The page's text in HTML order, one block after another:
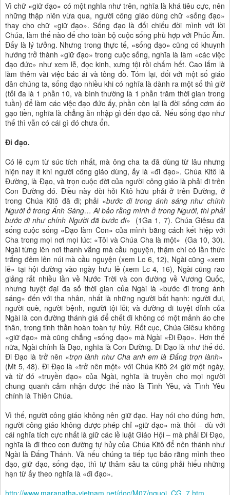
Vì chữ «giữ đạo» có một nghĩa như trên, nghĩa là khá tiêu cực, nên
những thập niên vừa qua, người công giáo dùng chữ «sống đạo»
thay cho chữ «giữ đạo». Sống đạo là đối chiếu đời mình với lời
Chúa, làm thế nào để cho toàn bộ cuộc sống phù hợp với Phúc Âm.
Đấy là lý tưởng. Nhưng trong thực tế, «sống đạo» cũng có khuynh
hướng trở thành «giữ đạo» trong cuộc sống, nghĩa là làm «các việc
đạo đức» như xem lễ, đọc kinh, xưng tội rồi chấm hết. Cao lắm là
làm thêm vài việc bác ái và tông đồ. Tóm lại, đối với một số giáo
dân chúng ta, sống đạo nhiều khi có nghĩa là dành ra một số thì giờ
(tối đa là 1 phần 10, và bình thường là 1 phần trăm thời gian trong
tuần) để làm các việc đạo đức ấy, phần còn lại là đời sống cơm áo
gạo tiền, nghĩa là chẳng ăn nhập gì đến đạo cả. Nếu sống đạo như
thế thì vẫn có cái gì đó chưa ổn.
Đi đạo.
Có lẽ cụm từ súc tích nhất, mà ông cha ta đã dùng từ lâu nhưng
hiện nay ít khi người công giáo dùng, ấy là «đi đạo». Chúa Kitô là
Đường, là Đạo, và trọn cuộc đời của người công giáo là phải đi trên
Con Đường đó. Điều này đòi hỏi Kitô hữu phải ở trên Đường, ở
trong Chúa Kitô đã đi; phải «bước đi trong ánh sáng như chính
Người ở trong Ánh Sáng… Ai bảo rằng mình ở trong Người, thì phải
bước đi như chính Người đã bước đi» (1Ga 1, 7). Chúa Giêsu đã
sống cuộc sống «Đạo làm Con» của mình bằng cách kết hiệp với
Cha trong mọi nơi mọi lúc: «Tôi và Chúa Cha là một» (Ga 10, 30).
Ngài từng lên nơi thanh vắng mà cầu nguyện, thậm chí có lần thức
trắng đêm lên núi mà cầu nguyện (xem Lc 6, 12), Ngài cũng «xem
lễ» tại hội đường vào ngày hưu lễ (xem Lc 4, 16), Ngài cũng rao
giảng rất nhiều lần về Nước Trời và con đường về Vương Quốc,
nhưng tuyệt đại đa số thời gian của Ngài là «bước đi trong ánh
sáng» đến với tha nhân, nhất là những người bất hạnh: người đui,
người què, người bệnh, người tội lỗi; và đường đi tuyệt đỉnh của
Ngài là con đường thánh giá để chết đi không có một mảnh áo che
thân, trong tinh thần hoàn toàn tự hủy. Rốt cục, Chúa Giêsu không
«giữ đạo» mà cũng chẳng «sống đạo» mà Ngài «Đi Đạo». Hơn thế
nữa, Ngài chính là Đạo, nghĩa là Con Đường. Đi Đạo là như thế đó.
Đi Đạo là trở nên «trọn lành như Cha anh em là Đấng trọn lành»
(Mt 5, 48). Đi Đạo là «trở nên một» với Chúa Kitô 24 giờ một ngày,
và từ đó «truyền đạo» của Ngài, nghĩa là truyền cho mọi người
chung quanh cảm nhận được thế nào là Tình Yêu, và Tình Yêu
chính là Thiên Chúa.
Vì thế, người công giáo không nên giữ đạo. Hay nói cho đúng hơn,
người công giáo không được phép chỉ «giữ đạo» mà thôi – dù với
cái nghĩa tích cực nhất là giữ các lề luật Giáo Hội – mà phải Đi Đạo,
nghĩa là đi theo con đường tự hủy của Chúa Kitô để nên thánh như
Ngài là Đấng Thánh. Và nếu chúng ta tiếp tục bảo rằng mình theo
đạo, giữ đạo, sống đạo, thì tự thâm sâu ta cũng phải hiểu những
hạn từ ấy theo nghĩa là «đi đạo».
http://www.maranatha-vietnam.net/doc/M07/nguoi_CG_7.htm